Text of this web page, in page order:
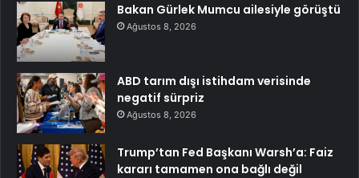
Bakan Gürlek Mumcu ailesiyle görüştü
Ağustos 8, 2026
ABD tarım dışı istihdam verisinde
negatif sürpriz
Ağustos 8, 2026
Trump’tan Fed Başkanı Warsh’a: Faiz
kararı tamamen ona bağlı değil